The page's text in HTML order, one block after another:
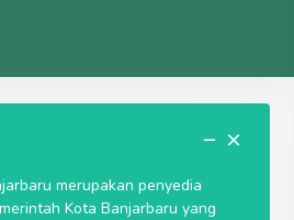
merupakan penyedia
Kota Banjarbaru yang